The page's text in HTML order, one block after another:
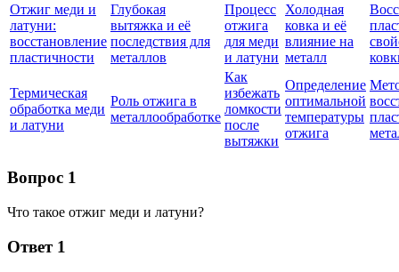
Отжиг меди и
латуни:
восстановление
пластичности
Глубокая
вытяжка и её
последствия для
металлов
Процесс
отжига
для меди
и латуни
Холодная
ковка и её
влияние на
металл
Термическая
обработка меди
и латуни
Роль отжига в
металлообработке
Как
избежать
ломкости
после
вытяжки
Определение
оптимальной
температуры
отжига
Вопрос 1
Что такое отжиг меди и латуни?
Ответ 1